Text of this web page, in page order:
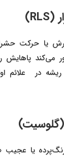
حرکت حشرات
پاهایش را
در علائم
یا عجیب